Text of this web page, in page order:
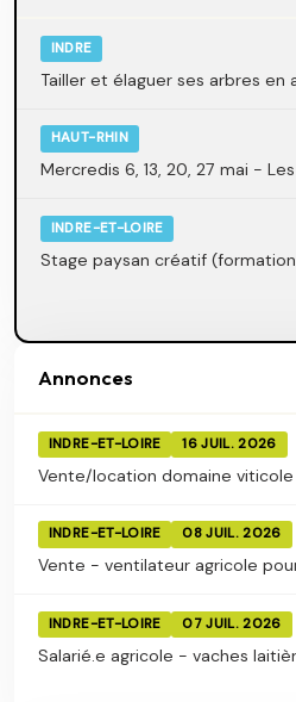
INDRE
Tailler et élaguer ses arbres en
HAUT-RHIN
Mercredis 6, 13, 20, 27 mai -
INDRE-ET-LOIRE
Stage paysan créatif
Annonces
INDRE-ET-LOIRE 16 JUIL. 2026
Vente/location domaine viticole
INDRE-ET-LOIRE 08 JUIL. 2026
Vente - ventilateur agricole
INDRE-ET-LOIRE 07 JUIL. 2026
Salarié.e agricole - vaches